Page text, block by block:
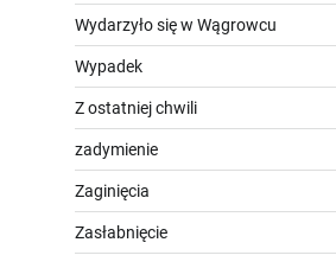
Wydarzyło się w Wągrowcu
Wypadek
Z ostatniej chwili
zadymienie
Zaginięcia
Zasłabnięcie